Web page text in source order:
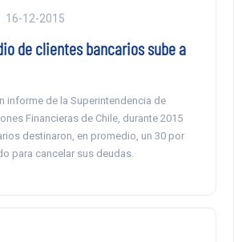
16-12-2015
de clientes bancarios sube a
informe de la Superintendencia de
Financieras de Chile, durante 2015
destinaron, en promedio, un 30 por
para cancelar sus deudas.